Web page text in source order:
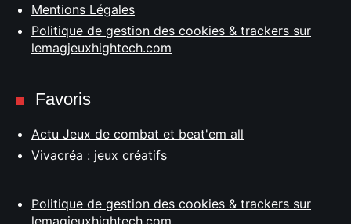
Mentions Légales
Politique de gestion des cookies & trackers sur
lemagjeuxhightech.com
Favoris
Actu Jeux de combat et beat'em all
Vivacréa : jeux créatifs
Politique de gestion des cookies & trackers sur
lemagjeuxhightech.com